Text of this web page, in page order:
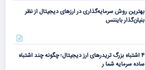
بهترین روش سرمایه‌گذاری در ارزهای دیجیتال از نظر
بنیان‌گذار بایننس
۴ اشتباه بزرگ تریدرهای ارز دیجیتال؛ چگونه چند اشتباه
ساده سرمایه شما ر